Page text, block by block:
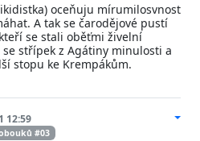
oceňuju mírumilosvnost
A tak se čarodějové pustí
se stali oběťmi živelní
se střípek z Agátiny minulosti a
stopu ke Krempákům.
12:59
#03